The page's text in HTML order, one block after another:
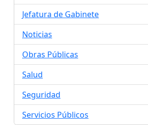
Jefatura de Gabinete
Noticias
Obras Públicas
Salud
Seguridad
Servicios Públicos